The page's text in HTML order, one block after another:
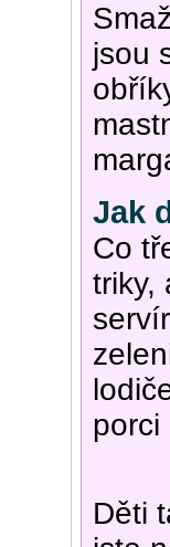
jsou
Jak
Co
triky,
porci
Děti